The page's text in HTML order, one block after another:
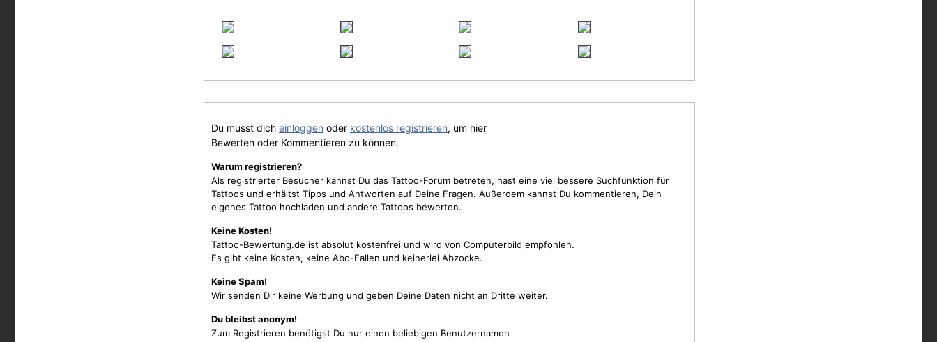
Du musst dich einloggen oder kostenlos registrieren, um hier
Bewerten oder Kommentieren zu können.
Warum registrieren?
Als registrierter Besucher kannst Du das Tattoo-Forum betreten, hast eine viel bessere Suchfunktion für
Tattoos und erhältst Tipps und Antworten auf Deine Fragen. Außerdem kannst Du kommentieren, Dein
eigenes Tattoo hochladen und andere Tattoos bewerten.
Keine Kosten!
Tattoo-Bewertung.de ist absolut kostenfrei und wird von Computerbild empfohlen.
Es gibt keine Kosten, keine Abo-Fallen und keinerlei Abzocke.
Keine Spam!
Wir senden Dir keine Werbung und geben Deine Daten nicht an Dritte weiter.
Du bleibst anonym!
Zum Registrieren benötigst Du nur einen beliebigen Benutzernamen